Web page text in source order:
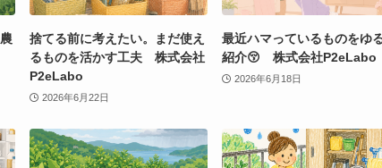
捨てる前に考えたい。まだ使え
るものを活かす工夫 株式会社
P2eLabo
2026年6月22日
最近ハマっているものをゆ
紹介😚 株式会社P2eLabo
2026年6月18日